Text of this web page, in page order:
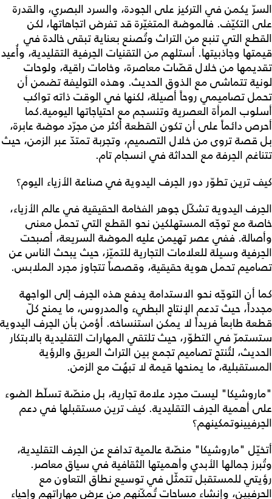
السرّ يكمن في التركيز على الجودة، والسرد البصري، والقدرة
على التكيّف. فالموضة المتغيّرة قد تفرض اتجاهاتها، لكن
القطع التي تنبع من التراث وتُصنع بعناية تبقى خالدة في
قيمتها وجاذبيتها. أستلهم من التقنيات الحِرفية التقليدية، وأُعيد
تقديمها من خلال قصّات معاصرة، وخامات راقية، ولوحات
لونية تتماشى مع الذوق الحديث. وهذه التوليفة تضمن أن
تحمل تصاميمي روحاً أصيلة، لكنها في الوقت ذاته تواكب
أسلوب المرأة العصرية وتنسجم مع احتياجاتها اليومية.كما
أحرص دائماً على أن تكون القطعة أكثر من مجرّد موضة عابرة،
بل قصة تروى من خلال التصميم، وتجربة تمتدّ عبر الزمن، حيث
تتناغم الحِرفة مع الحداثة في انسجام تام.
كيف ترين تطوّر دور الحِرف اليدوية في صناعة الأزياء اليوم؟
الحِرف اليدوية تشكّل جوهر الفخامة الحقيقية في عالم الأزياء،
خاصة مع توجّه المستهلكين نحو القطع التي تحمل معنى
وأصالة. ففي عصر تهيمن عليه الموضة السريعة، أصبحت
الحِرفية وسيلة للعلامات التجارية للتميّز، حيث يبحث الناس عن
تصاميم تحمل هوية حقيقية، وقصصاً تتجاوز مجرد الملابس.
كما أن التوجّه نحو الاستدامة يدفع هذه الحِرف إلى الواجهة
مجدداً، حيث تدعم الإنتاج البطيء والمدروس، ما يمنح كلّ
قطعة طابعاً فريداً لا يمكن استنساخه. أؤمن بأن الحِرف اليدوية
ستستمرّ في التطوّر، حيث تلتقي المهارات التقليدية بالابتكار
الحديث، لتُنتج تصاميم تجمع بين التراث العريق والرؤية
المستقبلية، ما يمنحها قيمة لا تبهُت مع الزمن.
"ماروشيكا" ليست مجرد علامة تجارية، بل منصّة تسلّط الضوء
على أهمية الحِرف التقليدية. كيف ترين مستقبلها في دعم
الحِرفيينوتمكينهم؟
أتخيّل "ماروشيكا" منصّة عالمية تدافع عن الحِرف التقليدية،
وتُبرز جمالها الأبدي وأهميتها الثقافية في سياق معاصر.
رؤيتي للمستقبل تتمثّل في توسيع نطاق التعاون مع
الحِرفيين، وإنشاء مساحات تُمكّنهم من عرض مهاراتهم وإحياء